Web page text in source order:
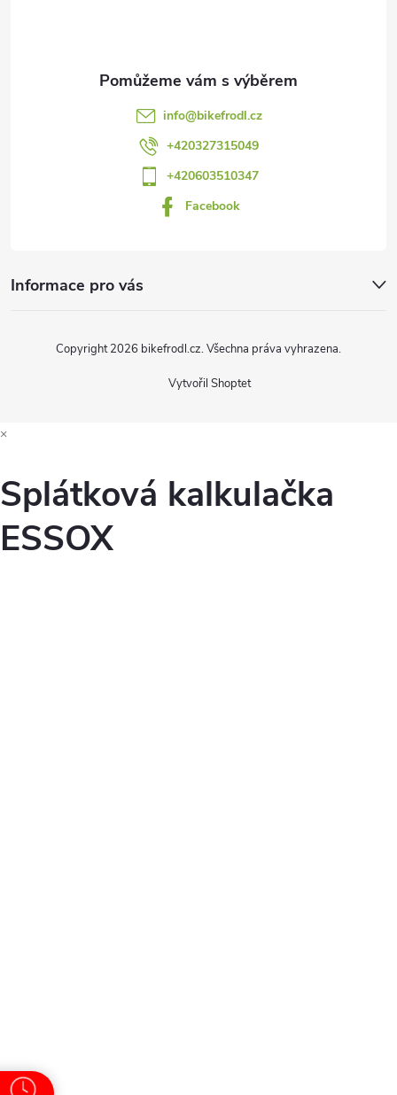
info@bikefrodl.cz
+420327315049
+420603510347
Facebook
Informace pro vás
Vytvořil Shoptet
Copyright 2026 bikefrodl.cz. Všechna práva vyhrazena.
×
Splátková kalkulačka
ESSOX